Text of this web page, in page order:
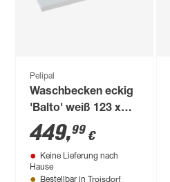
Pelipal
Waschbecken eckig
'Balto' weiß 123 x
7,6 x 50,8 cm
449,99 €
Keine Lieferung nach
Hause
Bestellbar in Troisdorf